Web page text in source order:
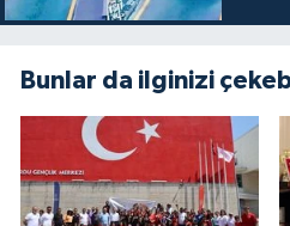
Bunlar da ilginizi